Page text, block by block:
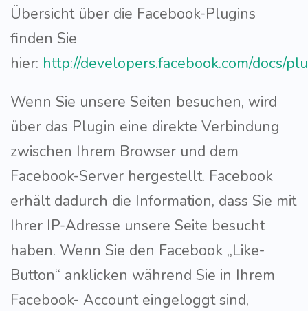
Übersicht über die Facebook-Plugins
finden Sie
hier: http://developers.facebook.com/docs/
Wenn Sie unsere Seiten besuchen, wird
über das Plugin eine direkte Verbindung
zwischen Ihrem Browser und dem
Facebook-Server hergestellt. Facebook
erhält dadurch die Information, dass Sie mit
Ihrer IP-Adresse unsere Seite besucht
haben. Wenn Sie den Facebook „Like-
Button“ anklicken während Sie in Ihrem
Facebook- Account eingeloggt sind,